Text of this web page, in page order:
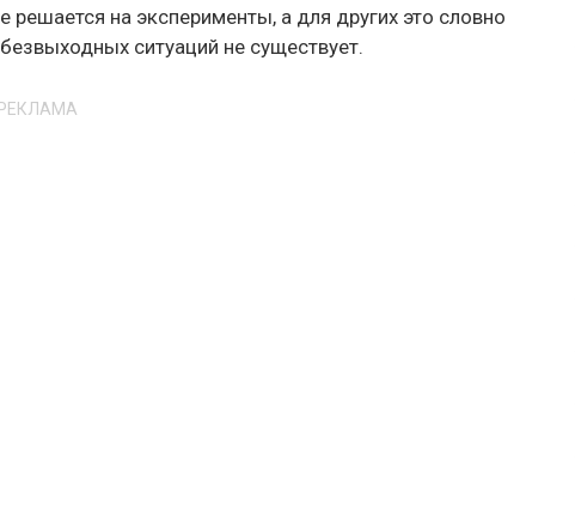
на эксперименты, а для других это словно
ситуаций не существует.